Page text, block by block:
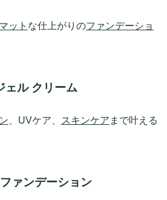
マット な仕上がりのファンデーショ
ェル クリーム
、UVケア、 スキンケア まで叶える
ァンデーション